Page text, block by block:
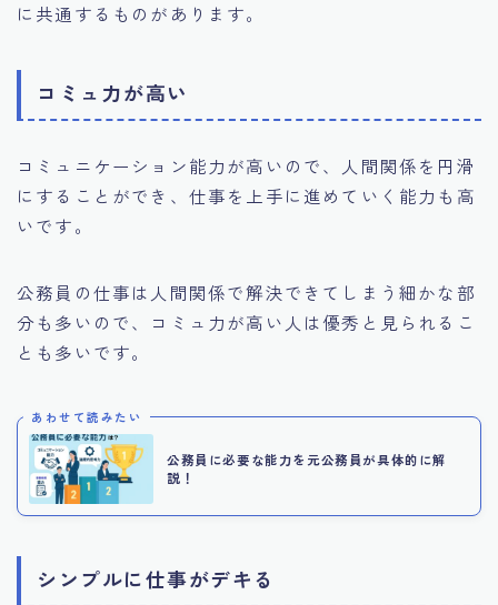
に共通するものがあります。
コミュ力が高い
コミュニケーション能力が高いので、人間関係を円滑
にすることができ、仕事を上手に進めていく能力も高
いです。
公務員の仕事は人間関係で解決できてしまう細かな部
分も多いので、コミュ力が高い人は優秀と見られるこ
とも多いです。
あわせて読みたい
公務員に必要な能力を元公務員が具体的に解
説！
シンプルに仕事がデキる